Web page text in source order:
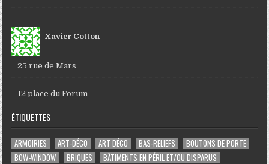
Xavier Cotton
25 rue de Mars
12 place du Forum
ÉTIQUETTES
ARMOIRIES ART-DÉCO ART DÉCO BAS-RELIEFS
BOUTONS DE PORTE
BOW-WINDOW
BRIQUES
BÂTIMENTS EN PÉRIL ET/OU DISPARUS